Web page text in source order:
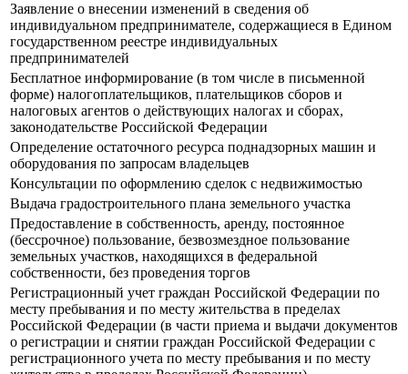
Заявление о внесении изменений в сведения об
индивидуальном предпринимателе, содержащиеся в Едином
государственном реестре индивидуальных
предпринимателей
Бесплатное информирование (в том числе в письменной
форме) налогоплательщиков, плательщиков сборов и
налоговых агентов о действующих налогах и сборах,
законодательстве Российской Федерации
Определение остаточного ресурса поднадзорных машин и
оборудования по запросам владельцев
Консультации по оформлению сделок с недвижимостью
Выдача градостроительного плана земельного участка
Предоставление в собственность, аренду, постоянное
(бессрочное) пользование, безвозмездное пользование
земельных участков, находящихся в федеральной
собственности, без проведения торгов
Регистрационный учет граждан Российской Федерации по
месту пребывания и по месту жительства в пределах
Российской Федерации (в части приема и выдачи документов
о регистрации и снятии граждан Российской Федерации с
регистрационного учета по месту пребывания и по месту